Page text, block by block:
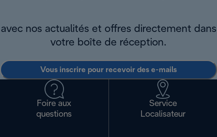
avec nos actualités et offres directement dans
votre boîte de réception.
Vous inscrire pour recevoir des e-mails
Foire aux
questions
Service
Localisateur